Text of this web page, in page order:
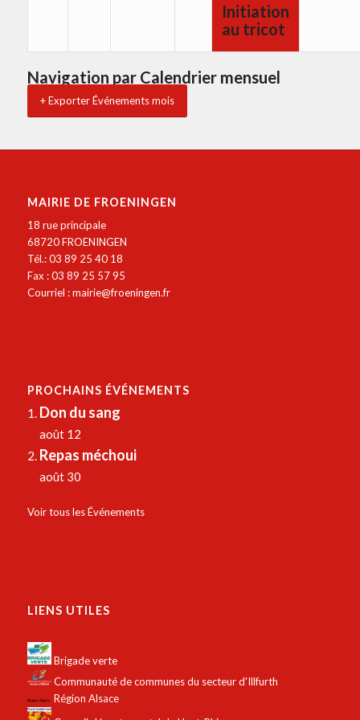
Initiation
au tricot
Navigation par Calendrier mensuel
+ Exporter Événements mois
MAIRIE DE FROENINGEN
18 rue principale
68720 FROENINGEN
Tél.: 03 89 25 40 18
Fax : 03 89 25 57 95
Courriel :mairie@froeningen.fr
PROCHAINS ÉVÉNEMENTS
Don du sang
août 12
Repas méchoui
août 30
Voir tous les Événements
LIENS UTILES
Brigade verte
Communauté de communes du secteur d'Illfurth
Région Alsace